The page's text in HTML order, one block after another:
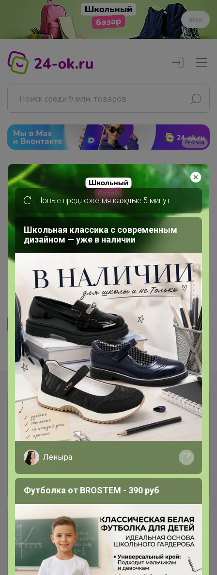
Жми
Реклама
Главная
Совместные покупки
АРХИВ СП
ОДЕЖДА ДЛЯ ДЕТЕЙ
КОСТЮМЫ! Одежда от 56 - 164
размера! Распродажа!
1.9K 5.9K 239 8
Ответить
Показаны записи1-4из4.
Сбор заказов в данной закупке
завершен.
К сожалению организатор еще не открыл
новую. Подпишитесь на новости закупки,
чтобы быть в курсе её открытия!
Новые предложения каждые 5 минут
Школьная классика с современным
дизайном — уже в наличии
Леныра
Футболка от BROSTEM - 390 руб